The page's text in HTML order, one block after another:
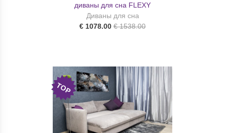
диваны для сна FLEXY
Диваны для сна
€ 1078.00 € 1538.00
TOP